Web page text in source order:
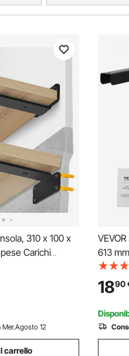
310 x 100 x
Carichi
a L, Opaca
in Acciaio
di 72,6 kg, Nero,
Mer.Agosto 12
carrello
613
Carichi
Staffe
136,1
1890